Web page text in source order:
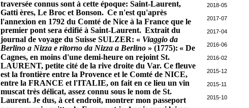
2018-05
2017-07
2017-04
2016-06
2016-02
2015-12
2015-11
2015-10
traversée connus sont à cette époque: Saint-Laurent,
Gatti ères, Le Broc et Bonson. Ce n'est qu'après
l'annexion en 1792 du Comté de Nice à la France que le
premier pont sera édifié à Saint-Laurent. Extrait du
journal de voyage du Suisse SULZER: « Viaggio da
Berlino a Nizza e ritorno da Nizza a Berlino» (1775): « De
Cagnes, en moins d'une demi-heure on rejoint St.
LAURENT, petite cité de la rive droite du Var. Ce fleuve
est la frontière entre la Provence et le Comté de NICE,
entre la FRANCE et l'ITALIE, on fait en ce lieu un vin
muscat très délicat, assez connu sous le nom de St.
Laurent. Je dus, à cet endroit, montrer mon passeport